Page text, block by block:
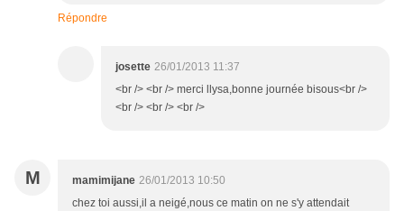
Répondre
josette 26/01/2013 11:37
<br /> <br /> merci llysa,bonne journée bisous<br />
<br /> <br /> <br />
M mamimijane 26/01/2013 10:50
chez toi aussi,il a neigé,nous ce matin on ne s'y attendait